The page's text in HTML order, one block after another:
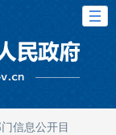
信息公开目